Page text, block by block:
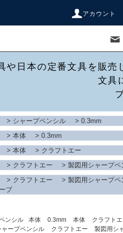
アカウント
や日本の定番文具を販売
文具
> シャープペンシル > 0.3mm
> 本体 > 0.3mm
> 本体 > クラフトエー
> クラフトエー > 製図用シャープペ
> クラフトエー > 製図用シャープペ
ブ
ンシル 本体 0.3mm 本体 クラフト
ャープペンシル
クラフトエー
製図用シ